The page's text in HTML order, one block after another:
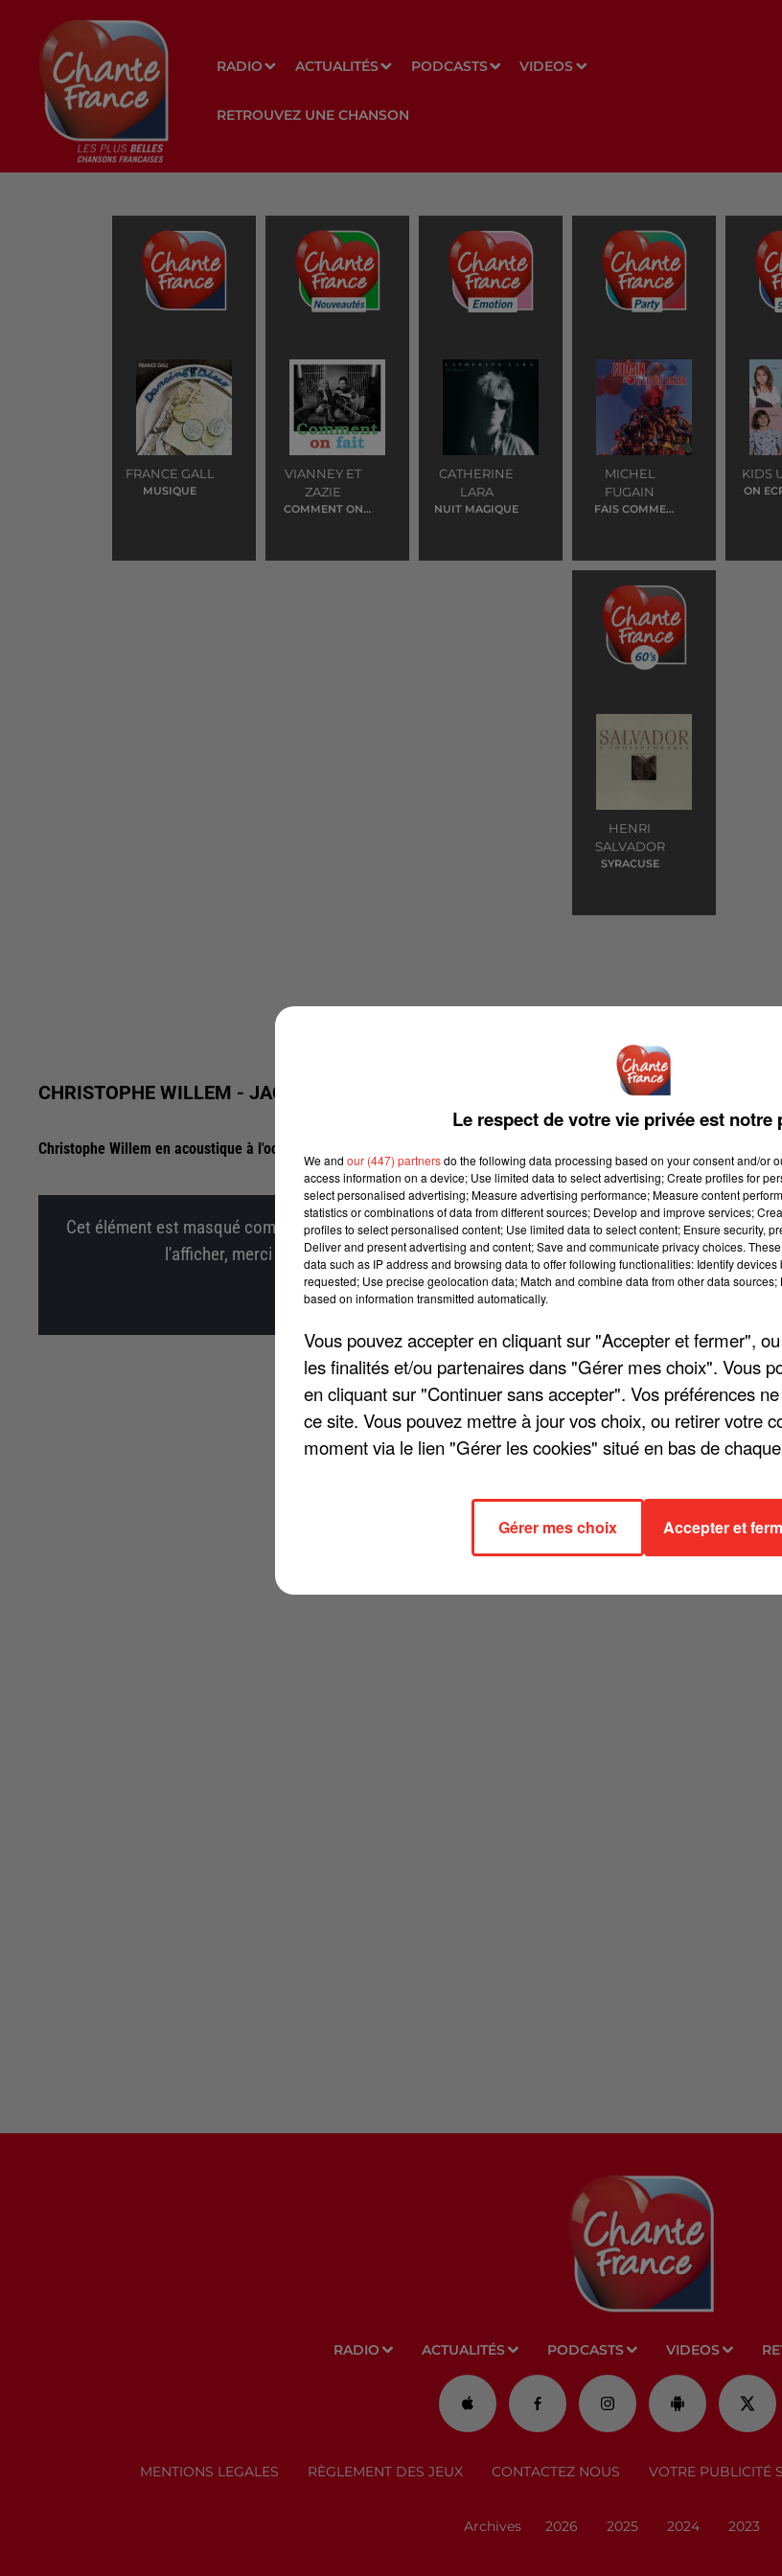
RADIO ACTUALITÉS PODCASTS VIDEOS
RETROUVEZ UNE CHANSON
FRANCE GALL
MUSIQUE
VIANNEY ET
ZAZIE
COMMENT ON
CATHERINE
LARA
NUIT MAGIQUE
MICHEL
FUGAIN
FAIS COMME
KIDS
ON
HENRI
SALVADOR
SYRACUSE
CHRISTOPHE WILLEM - JACQUES A DIT (SESSION CHANTE FRANCE)
Christophe Willem en acoustique à l'occasion de son Interview sur CHANTE FRANCE, diffusée en Octobre 2017
Cet élément est masqué compte-tenu du refus du dépôt de cookies que vous avez exprimé. Si vous
l'afficher, merci de nous donner votre accord en cliquant sur le bouton ci-dessous.
Afficher l'élément
RADIO ACTUALITÉS PODCASTS VIDEOS
MENTIONS LEGALES RÈGLEMENT DES JEUX CONTACTEZ NOUS VOTRE PUBLICITÉ
Archives 2026 2025 2024 2023
Le respect de votre vie privée est notre
We and our (447) partnersdo the following data processing based on your consent and/or
access information on a device; Use limited data to select advertising; Create profiles for
select personalised advertising; Measure advertising performance; Measure content
statistics or combinations of data from different sources; Develop and improve services;
profiles to select personalised content; Use limited data to select content; Ensure security,
Deliver and present advertising and content; Save and communicate privacy choices.
data such as IP address and browsing data to offer following functionalities: Identify
requested; Use precise geolocation data; Match and combine data from other data
based on information transmitted automatically.
Vous pouvez accepter en cliquant sur "Accepter et fermer",
les finalités et/ou partenaires dans "Gérer mes choix". Vous
en cliquant sur "Continuer sans accepter". Vos préférences
ce site. Vous pouvez mettre à jour vos choix, ou retirer votre
moment via le lien "Gérer les cookies" situé en bas de
Gérer mes choix Accepter et